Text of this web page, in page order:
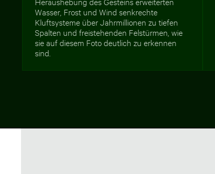
Wasser, Frost und Wind senkrechte
Kluftsysteme über Jahrmillionen zu tiefen
Spalten und freistehenden Felstürmen, wie
sie auf diesem Foto deutlich zu erkennen
sind.